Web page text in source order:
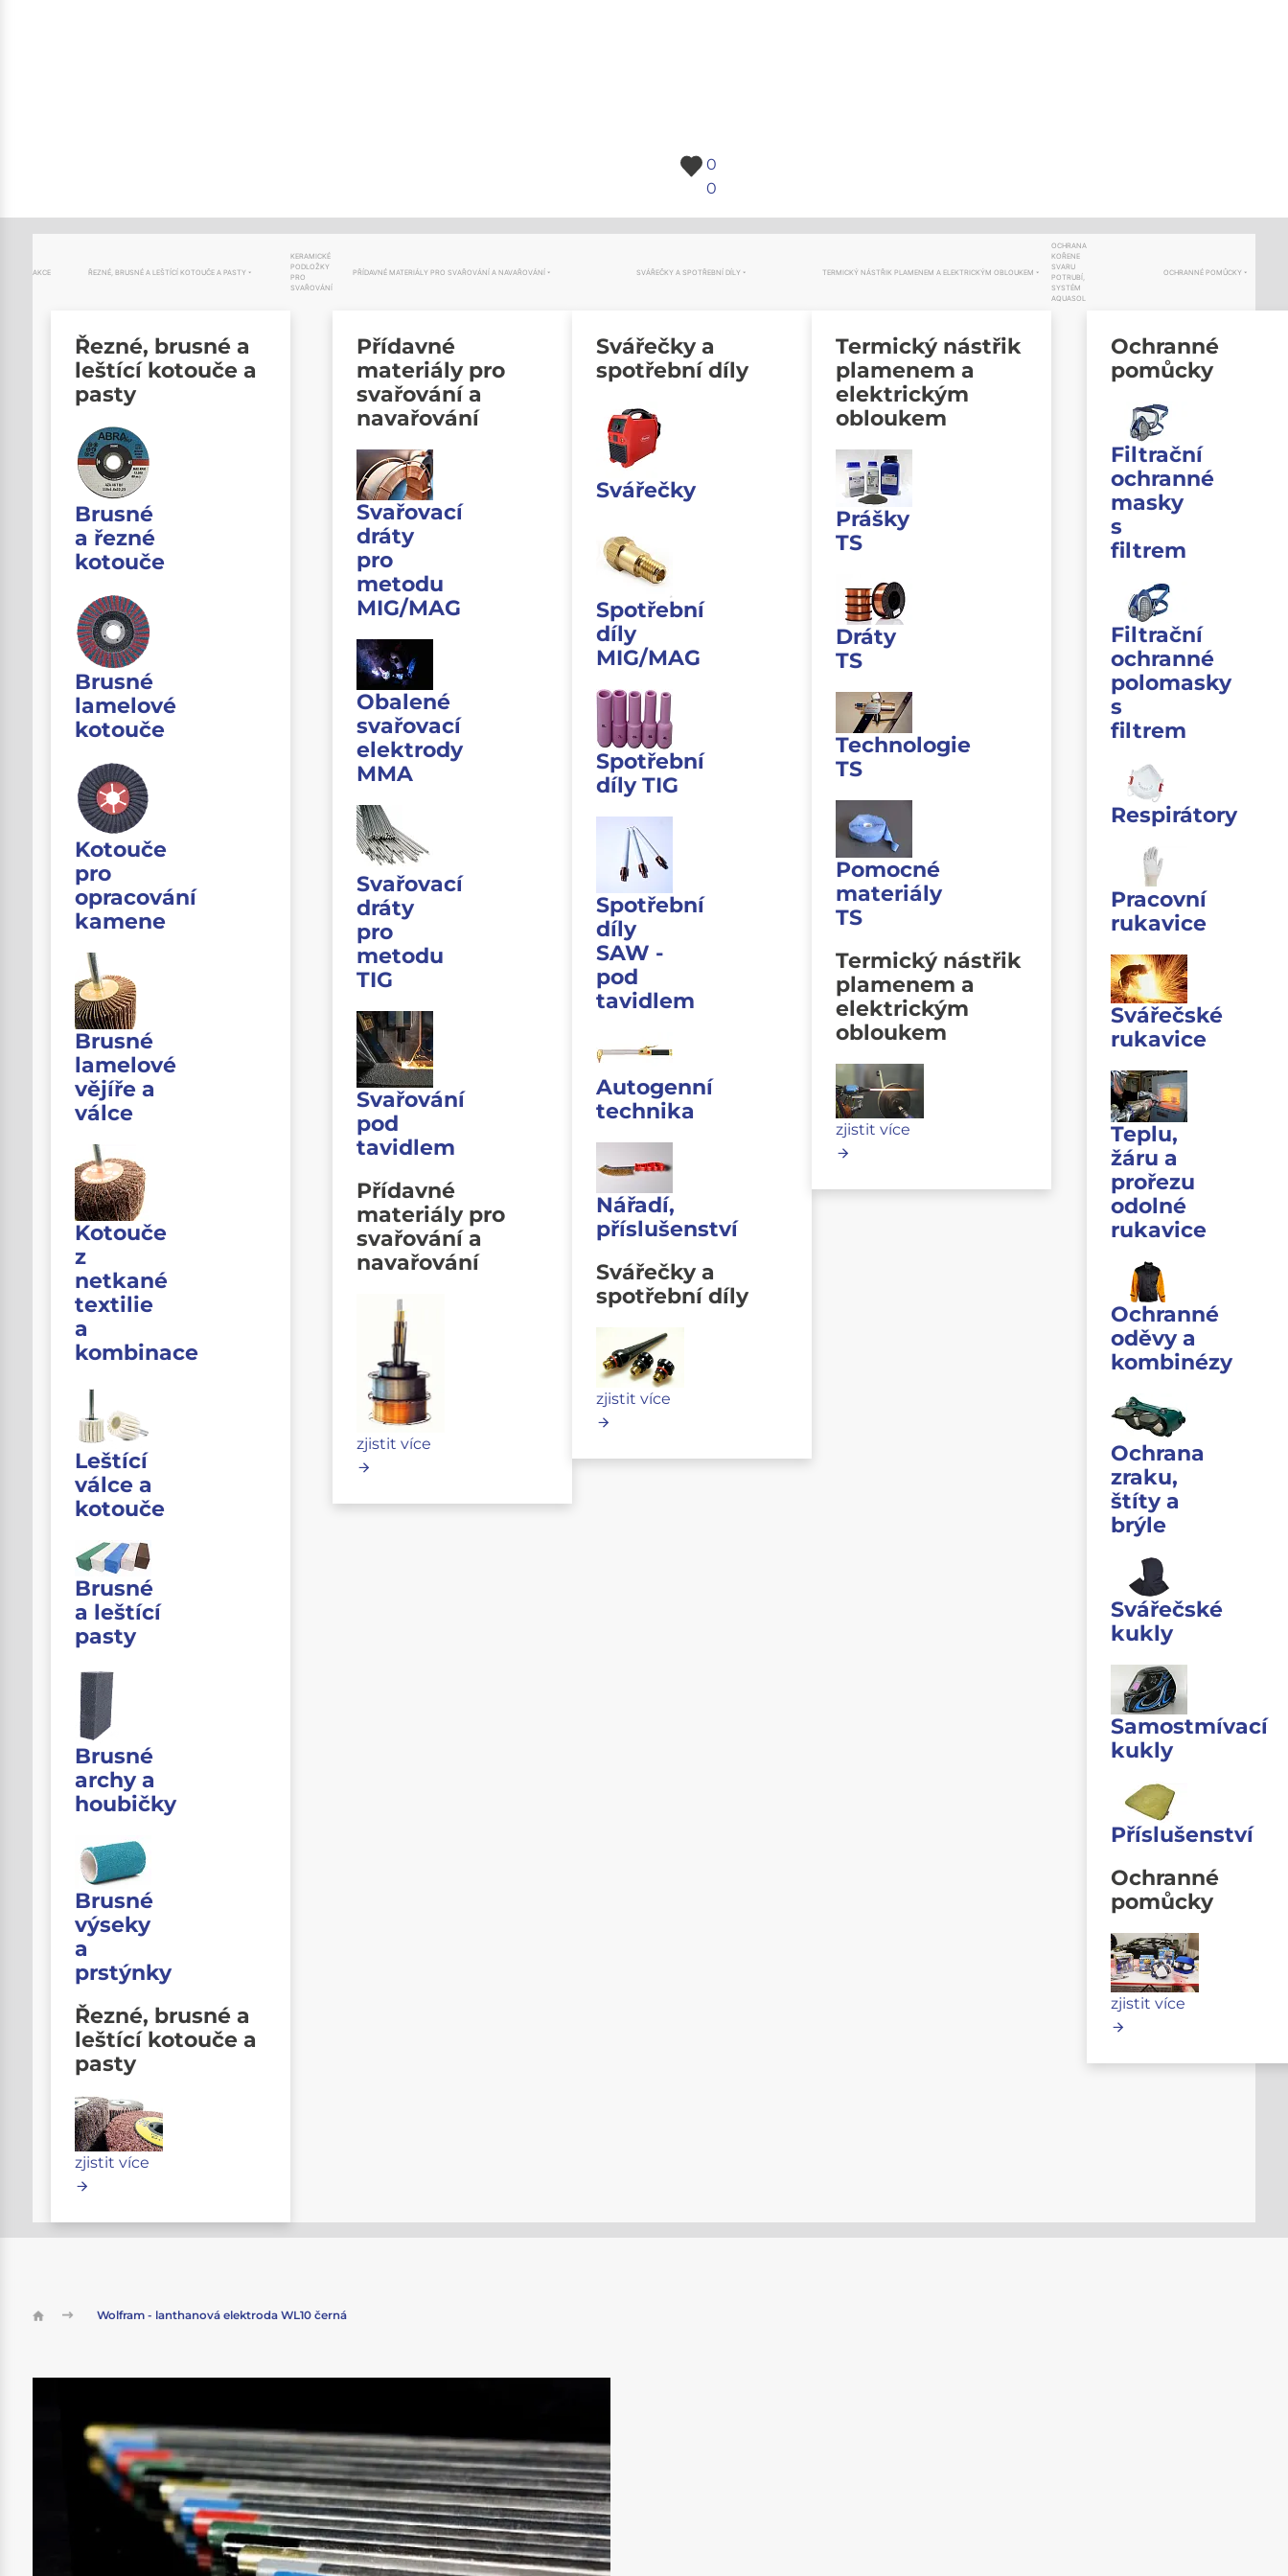
0
0
AKCE ŘEZNÉ, BRUSNÉ A LEŠTÍCÍ KOTOUČE A PASTY
Řezné, brusné a
leštící kotouče a
pasty
Brusné
a řezné
kotouče
Brusné
lamelové
kotouče
Kotouče
pro
opracování
kamene
Brusné
lamelové
vějíře a
válce
Kotouče
z
netkané
textilie
a
kombinace
Leštící
válce a
kotouče
Brusné
a leštící
pasty
Brusné
archy a
houbičky
Brusné
výseky
a
prstýnky
Řezné, brusné a
leštící kotouče a
pasty
zjistit více
KERAMICKÉ
PODLOŽKY
PRO
SVAŘOVÁNÍ
PŘÍDAVNÉ MATERIÁLY PRO SVAŘOVÁNÍ A NAVAŘOVÁNÍ
Přídavné
materiály pro
svařování a
navařování
Svařovací
dráty
pro
metodu
MIG/MAG
Obalené
svařovací
elektrody
MMA
Svařovací
dráty
pro
metodu
TIG
Svařování
pod
tavidlem
Přídavné
materiály pro
svařování a
navařování
zjistit více
SVÁŘEČKY A SPOTŘEBNÍ DÍLY
Svářečky a
spotřební díly
Svářečky
Spotřební
díly
MIG/MAG
Spotřební
díly TIG
Spotřební
díly
SAW -
pod
tavidlem
Autogenní
technika
Nářadí,
příslušenství
Svářečky a
spotřební díly
zjistit více
TERMICKÝ NÁSTŘIK PLAMENEM A ELEKTRICKÝM OBLOUKEM
Termický nástřik
plamenem a
elektrickým
obloukem
Prášky
TS
Dráty
TS
Technologie
TS
Pomocné
materiály
TS
Termický nástřik
plamenem a
elektrickým
obloukem
zjistit více
OCHRANA
KOŘENE
SVARU
POTRUBÍ,
SYSTÉM
AQUASOL
OCHRANNÉ POMŮCKY
Ochranné
pomůcky
Filtrační
ochranné
masky
s
filtrem
Filtrační
ochranné
polomasky
s
filtrem
Respirátory
Pracovní
rukavice
Svářečské
rukavice
Teplu,
žáru a
prořezu
odolné
rukavice
Ochranné
oděvy a
kombinézy
Ochrana
zraku,
štíty a
brýle
Svářečské
kukly
Samostmívací
kukly
Příslušenství
Ochranné
pomůcky
zjistit více
Wolfram - lanthanová elektroda WL10 černá